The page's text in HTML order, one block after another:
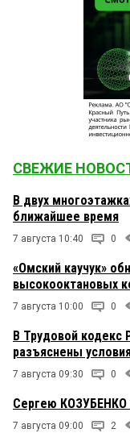
СВЕЖИЕ
В двух
ближайшее время
7 августа 10:40 0
«Омский каучук»
высокооктановых
7 августа 10:00 0
В Трудовой кодекс
разъяснены
7 августа 09:30 0
Сергею КОЗУБЕНКО
7 августа 09:00 2